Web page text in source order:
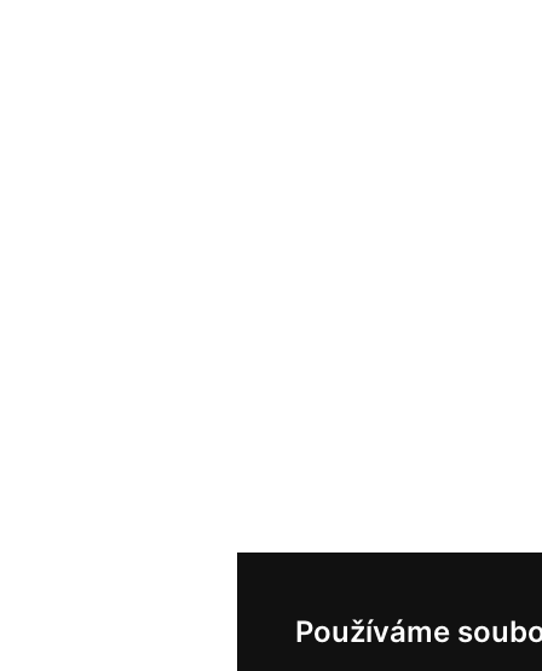
Používáme